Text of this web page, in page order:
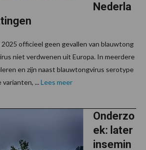
Nederla
officieel geen gevallen van blauwtong
niet verdwenen uit Europa. In meerdere
en zijn naast blauwtongvirus serotype
varianten, ... Lees meer
Onderzo
ek: later
insemin